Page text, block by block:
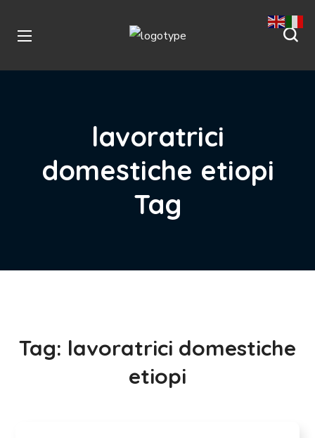
lavoratrici
domestiche etiopi
Tag
Tag: lavoratrici domestiche
etiopi